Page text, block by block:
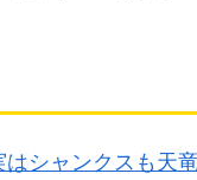
シャンクスも天